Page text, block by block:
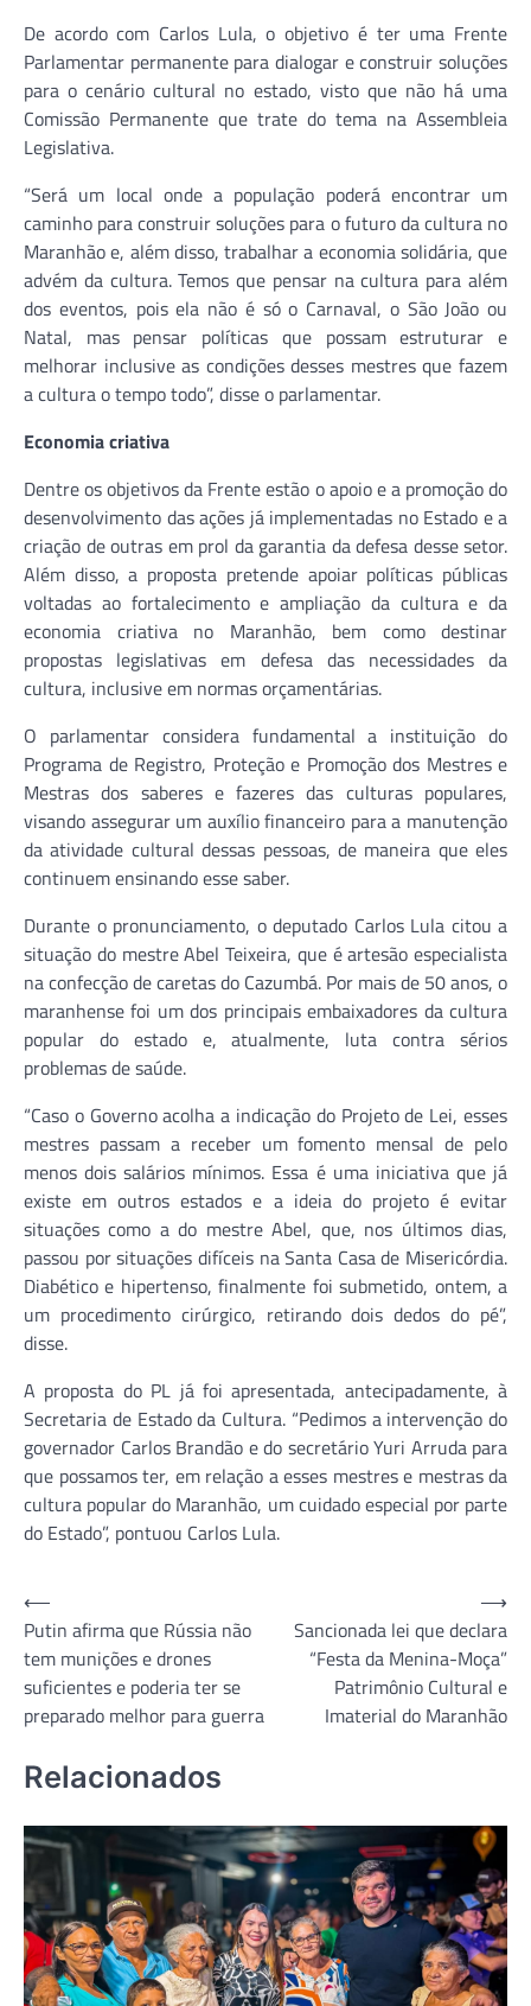
De acordo com Carlos Lula, o objetivo é ter uma Frente
Parlamentar permanente para dialogar e construir soluções
para o cenário cultural no estado, visto que não há uma
Comissão Permanente que trate do tema na Assembleia
Legislativa.
“Será um local onde a população poderá encontrar um
caminho para construir soluções para o futuro da cultura no
Maranhão e, além disso, trabalhar a economia solidária, que
advém da cultura. Temos que pensar na cultura para além
dos eventos, pois ela não é só o Carnaval, o São João ou
Natal, mas pensar políticas que possam estruturar e
melhorar inclusive as condições desses mestres que fazem
a cultura o tempo todo”, disse o parlamentar.
Economia criativa
Dentre os objetivos da Frente estão o apoio e a promoção do
desenvolvimento das ações já implementadas no Estado e a
criação de outras em prol da garantia da defesa desse setor.
Além disso, a proposta pretende apoiar políticas públicas
voltadas ao fortalecimento e ampliação da cultura e da
economia criativa no Maranhão, bem como destinar
propostas legislativas em defesa das necessidades da
cultura, inclusive em normas orçamentárias.
O parlamentar considera fundamental a instituição do
Programa de Registro, Proteção e Promoção dos Mestres e
Mestras dos saberes e fazeres das culturas populares,
visando assegurar um auxílio financeiro para a manutenção
da atividade cultural dessas pessoas, de maneira que eles
continuem ensinando esse saber.
Durante o pronunciamento, o deputado Carlos Lula citou a
situação do mestre Abel Teixeira, que é artesão especialista
na confecção de caretas do Cazumbá. Por mais de 50 anos, o
maranhense foi um dos principais embaixadores da cultura
popular do estado e, atualmente, luta contra sérios
problemas de saúde.
“Caso o Governo acolha a indicação do Projeto de Lei, esses
mestres passam a receber um fomento mensal de pelo
menos dois salários mínimos. Essa é uma iniciativa que já
existe em outros estados e a ideia do projeto é evitar
situações como a do mestre Abel, que, nos últimos dias,
passou por situações difíceis na Santa Casa de Misericórdia.
Diabético e hipertenso, finalmente foi submetido, ontem, a
um procedimento cirúrgico, retirando dois dedos do pé”,
disse.
A proposta do PL já foi apresentada, antecipadamente, à
Secretaria de Estado da Cultura. “Pedimos a intervenção do
governador Carlos Brandão e do secretário Yuri Arruda para
que possamos ter, em relação a esses mestres e mestras da
cultura popular do Maranhão, um cuidado especial por parte
do Estado”, pontuou Carlos Lula.
Navegação
de
Post
⟵
Putin afirma que Rússia não
tem munições e drones
suficientes e poderia ter se
preparado melhor para guerra
Sancionada lei que declara
“Festa da Menina-Moça”
Patrimônio Cultural e
Imaterial do Maranhão
⟶
Relacionados